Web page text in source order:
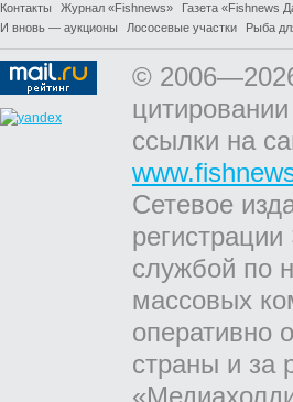
Контакты Журнал «Fishnews» Газета «Fishnews
И вновь — аукционы
Лососевые участки Рыба
©
ссылки на
Сетевое
службой по
массовых
оперативно
страны и за